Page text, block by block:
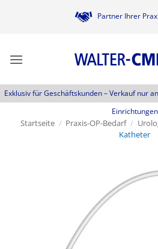
Partner Ihrer
Exklusiv für Geschäftskunden –Verkauf nur
Einrichtungen
Startseite / Praxis-OP-Bedarf /
Katheter